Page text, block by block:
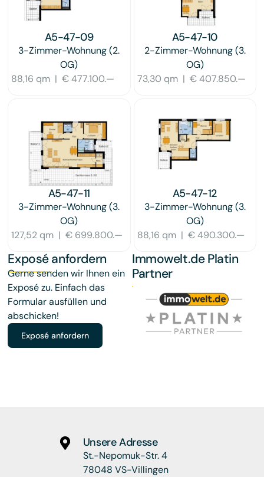
A5-47-09
3-Zimmer-Wohnung(2.
OG)
88,16 qm |€ 477.100.—
A5-47-10
2-Zimmer-Wohnung(3.
OG)
73,30 qm| € 407.850.—
A5-47-11
3-Zimmer-Wohnung(3.
OG)
127,52 qm |€ 699.800.—
A5-47-12
3-Zimmer-Wohnung(3.
OG)
88,16 qm| € 490.300.—
Exposé anfordern
Gerne senden wir Ihnen ein
Exposé zu. Einfach das
Formular ausfüllen und
abschicken!
Exposé anfordern
Immowelt.de Platin
Partner
Unsere Adresse
St.-Nepomuk-Str. 4
78048 VS-Villingen